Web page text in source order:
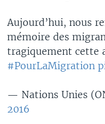
Aujourd’hui, nous
mémoire des
tragiquement cette
#PourLaMigration
— Nations Unies
2016